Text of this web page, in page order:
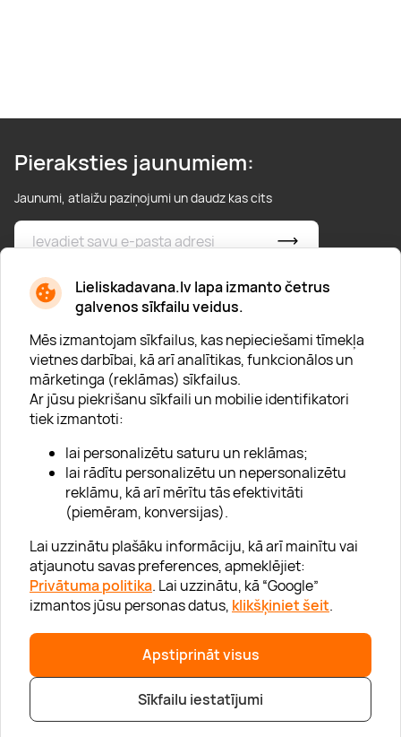
Lieliskadavana.lv lapa izmanto četrus
galvenos sīkfailu veidus.
Mēs izmantojam sīkfailus, kas nepieciešami tīmekļa
vietnes darbībai, kā arī analītikas, funkcionālos un
mārketinga (reklāmas) sīkfailus.
Ar jūsu piekrišanu sīkfaili un mobilie identifikatori
tiek izmantoti:
lai personalizētu saturu un reklāmas;
lai rādītu personalizētu un nepersonalizētu
reklāmu, kā arī mērītu tās efektivitāti
(piemēram, konversijas).
Lai uzzinātu plašāku informāciju, kā arī mainītu vai
atjaunotu savas preferences, apmeklējiet:
Privātuma politika. Lai uzzinātu, kā “Google”
izmantos jūsu personas datus, klikšķiniet šeit.
Apstiprināt visus
Sīkfailu iestatījumi
Pieraksties jaunumiem:
Jaunumi, atlaižu paziņojumi un daudz kas cits
* Esmu iepazinies/usies ar privātuma politiku
Par "Lieliska dāvana"
Uzņēmumiem
Palīdzība
“GERA DOVANA” GRUPA
|info@lieliskadavana.lv |+371 6601 8025